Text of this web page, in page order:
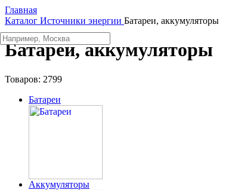
Главная
Каталог Источники энергии Батареи, аккумуляторы
Батареи, аккумуляторы
Товаров: 2799
Батареи
Аккумуляторы